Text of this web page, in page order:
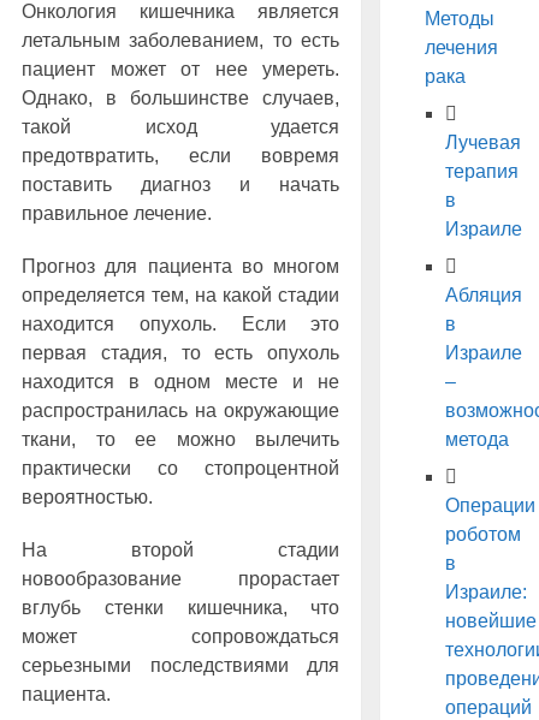
Онкология кишечника является
летальным заболеванием, то есть
пациент может от нее умереть.
Однако, в большинстве случаев,
такой исход удается
предотвратить, если вовремя
поставить диагноз и начать
правильное лечение.
Прогноз для пациента во многом
определяется тем, на какой стадии
находится опухоль. Если это
первая стадия, то есть опухоль
находится в одном месте и не
распространилась на окружающие
ткани, то ее можно вылечить
практически со стопроцентной
вероятностью.
На второй стадии
новообразование прорастает
вглубь стенки кишечника, что
может сопровождаться
серьезными последствиями для
пациента.
Методы
лечения
рака
Лучевая
терапия
в
Израиле
Абляция
в
Израиле
–
метода
Операции
роботом
в
Израиле:
новейшие
операций